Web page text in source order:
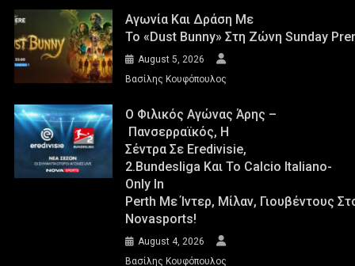
Αγωνία Και Δράση Με
Το «Dust Bunny» Στη Ζώνη Sunday
August 5, 2026
Βασίλης Κουφόπουλος
Ο Φιλικός Αγώνας Άρης –
Πανσερραϊκός, Η
Σέντρα Σε Eredivisie,
2.Bundesliga Και Το Calcio Italiano-
Only In
Perth Με Ίντερ, Μίλαν, Γιουβέντους
Novasports!
August 4, 2026
Βασίλης Κουφόπουλος